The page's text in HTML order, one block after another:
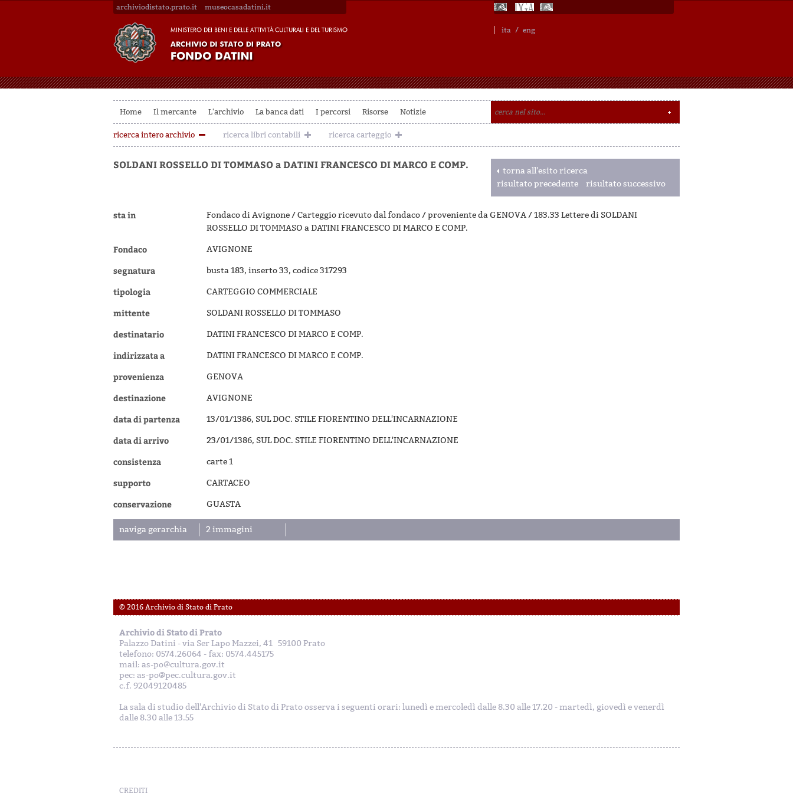
archiviodistato.prato.it museocasadatini.it
ita / eng
Home Il mercante L'archivio La banca dati I percorsi Risorse Notizie
ricerca intero archivio ricerca libri contabili ricerca carteggio
SOLDANI ROSSELLO DI TOMMASO a DATINI FRANCESCO DI MARCO E COMP.
torna all'esito ricerca
risultato precedente
risultato successivo
sta in
Fondaco di Avignone / Carteggio ricevuto dal fondaco / proveniente da GENOVA / 183.33 Lettere di SOLDANI
ROSSELLO DI TOMMASO a DATINI FRANCESCO DI MARCO E COMP.
Fondaco AVIGNONE
segnatura busta 183, inserto 33, codice 317293
tipologia CARTEGGIO COMMERCIALE
mittente SOLDANI ROSSELLO DI TOMMASO
destinatario DATINI FRANCESCO DI MARCO E COMP.
indirizzata a DATINI FRANCESCO DI MARCO E COMP.
provenienza GENOVA
destinazione AVIGNONE
data di partenza 13/01/1386, SUL DOC. STILE FIORENTINO DELL'INCARNAZIONE
data di arrivo 23/01/1386, SUL DOC. STILE FIORENTINO DELL'INCARNAZIONE
consistenza carte 1
supporto CARTACEO
conservazione GUASTA
naviga gerarchia 2 immagini
© 2016 Archivio di Stato di Prato
Archivio di Stato di Prato
Palazzo Datini - via Ser Lapo Mazzei, 41 59100 Prato
telefono: 0574.26064 - fax: 0574.445175
mail: as-po@cultura.gov.it
pec: as-po@pec.cultura.gov.it
c.f. 92049120485
La sala di studio dell'Archivio di Stato di Prato osserva i seguenti orari: lunedì e mercoledì dalle 8.30 alle 17.20 - martedì, giovedì e venerdì
dalle 8.30 alle 13.55
CREDITI